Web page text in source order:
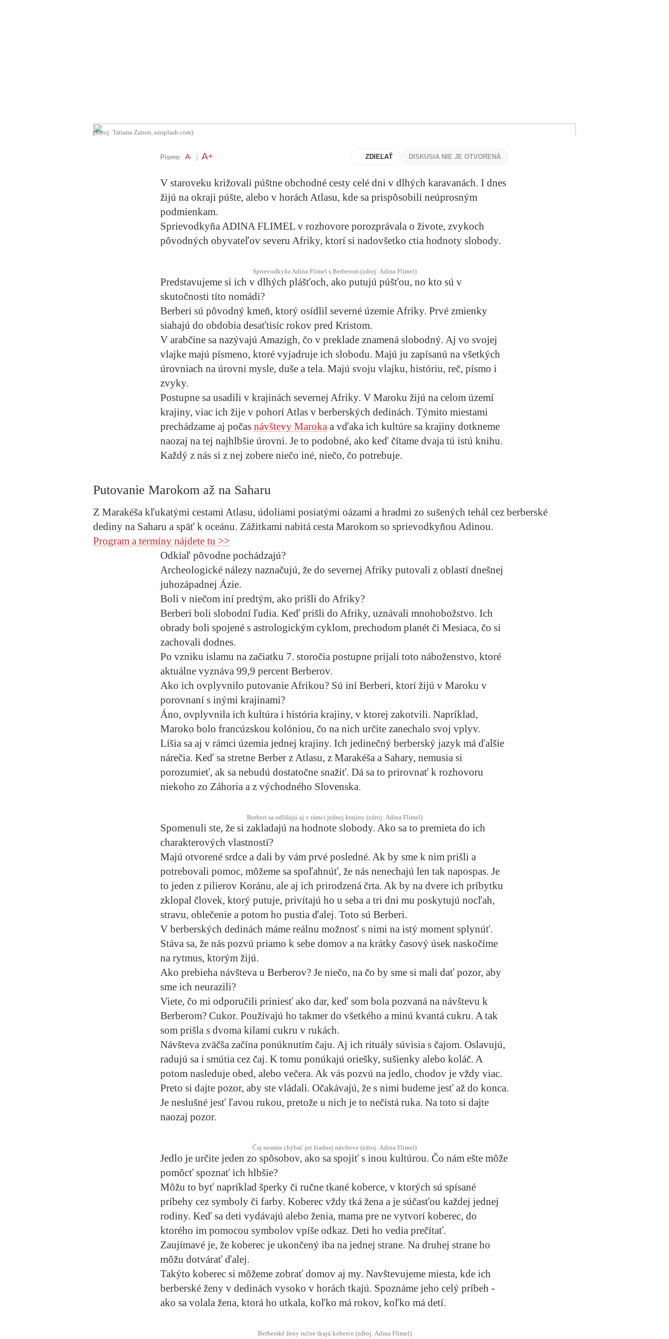
(zdroj: Tatiana Zanon, unsplash.com)
Písmo: A- A+ ZDIEĽAŤ DISKUSIA NIE JE OTVORENÁ
V staroveku križovali púštne obchodné cesty celé dni v dlhých karavanách. I dnes
žijú na okraji púšte, alebo v horách Atlasu, kde sa prispôsobili neúprosným
podmienkam.
Sprievodkyňa ADINA FLIMEL v rozhovore porozprávala o živote, zvykoch
pôvodných obyvateľov severu Afriky, ktorí si nadovšetko ctia hodnoty slobody.
Sprievodkyňa Adina Flimel s Berberom (zdroj: Adina Flimel)
Predstavujeme si ich v dlhých plášťoch, ako putujú púšťou, no kto sú v
skutočnosti títo nomádi?
Berberi sú pôvodný kmeň, ktorý osídlil severné územie Afriky. Prvé zmienky
siahajú do obdobia desaťtisíc rokov pred Kristom.
V arabčine sa nazývajú Amazigh, čo v preklade znamená slobodný. Aj vo svojej
vlajke majú písmeno, ktoré vyjadruje ich slobodu. Majú ju zapísanú na všetkých
úrovniach na úrovni mysle, duše a tela. Majú svoju vlajku, históriu, reč, písmo i
zvyky.
Postupne sa usadili v krajinách severnej Afriky. V Maroku žijú na celom území
krajiny, viac ich žije v pohorí Atlas v berberských dedinách. Týmito miestami
prechádzame aj počas návštevy Maroka a vďaka ich kultúre sa krajiny dotkneme
naozaj na tej najhlbšie úrovni. Je to podobné, ako keď čítame dvaja tú istú knihu.
Každý z nás si z nej zobere niečo iné, niečo, čo potrebuje.
Putovanie Marokom až na Saharu
Z Marakéša kľukatými cestami Atlasu, údoliami posiatými oázami a hradmi zo sušených tehál cez berberské
dediny na Saharu a späť k oceánu. Zážitkami nabitá cesta Marokom so sprievodkyňou Adinou.
Program a termíny nájdete tu >>
Odkiaľ pôvodne pochádzajú?
Archeologické nálezy naznačujú, že do severnej Afriky putovali z oblastí dnešnej
juhozápadnej Ázie.
Boli v niečom iní predtým, ako prišli do Afriky?
Berberi boli slobodní ľudia. Keď prišli do Afriky, uznávali mnohobožstvo. Ich
obrady boli spojené s astrologickým cyklom, prechodom planét či Mesiaca, čo si
zachovali dodnes.
Po vzniku islamu na začiatku 7. storočia postupne prijali toto náboženstvo, ktoré
aktuálne vyznáva 99,9 percent Berberov.
Ako ich ovplyvnilo putovanie Afrikou? Sú iní Berberi, ktorí žijú v Maroku v
porovnaní s inými krajinami?
Áno, ovplyvnila ich kultúra i história krajiny, v ktorej zakotvili. Napríklad,
Maroko bolo francúzskou kolóniou, čo na nich určite zanechalo svoj vplyv.
Líšia sa aj v rámci územia jednej krajiny. Ich jedinečný berberský jazyk má ďalšie
nárečia. Keď sa stretne Berber z Atlasu, z Marakéša a Sahary, nemusia si
porozumieť, ak sa nebudú dostatočne snažiť. Dá sa to prirovnať k rozhovoru
niekoho zo Záhoria a z východného Slovenska.
Berberi sa odlišujú aj v rámci jednej krajiny (zdroj: Adina Flimel)
Spomenuli ste, že si zakladajú na hodnote slobody. Ako sa to premieta do ich
charakterových vlastností?
Majú otvorené srdce a dali by vám prvé posledné. Ak by sme k nim prišli a
potrebovali pomoc, môžeme sa spoľahnúť, že nás nenechajú len tak napospas. Je
to jeden z pilierov Koránu, ale aj ich prirodzená črta. Ak by na dvere ich príbytku
zklopal človek, ktorý putuje, privítajú ho u seba a tri dni mu poskytujú nocľah,
stravu, oblečenie a potom ho pustia ďalej. Toto sú Berberi.
V berberských dedinách máme reálnu možnosť s nimi na istý moment splynúť.
Stáva sa, že nás pozvú priamo k sebe domov a na krátky časový úsek naskočíme
na rytmus, ktorým žijú.
Ako prebieha návšteva u Berberov? Je niečo, na čo by sme si mali dať pozor, aby
sme ich neurazili?
Viete, čo mi odporučili priniesť ako dar, keď som bola pozvaná na návštevu k
Berberom? Cukor. Používajú ho takmer do všetkého a minú kvantá cukru. A tak
som prišla s dvoma kilami cukru v rukách.
Návšteva zväčša začína ponúknutím čaju. Aj ich rituály súvisia s čajom. Oslavujú,
radujú sa i smútia cez čaj. K tomu ponúkajú oriešky, sušienky alebo koláč. A
potom nasleduje obed, alebo večera. Ak vás pozvú na jedlo, chodov je vždy viac.
Preto si dajte pozor, aby ste vládali. Očakávajú, že s nimi budeme jesť až do konca.
Je neslušné jesť ľavou rukou, pretože u nich je to nečistá ruka. Na toto si dajte
naozaj pozor.
Čaj nesmie chýbať pri žiadnej návšteve (zdroj: Adina Flimel)
Jedlo je určite jeden zo spôsobov, ako sa spojiť s inou kultúrou. Čo nám ešte môže
pomôcť spoznať ich hlbšie?
Môžu to byť napríklad šperky či ručne tkané koberce, v ktorých sú spísané
príbehy cez symboly či farby. Koberec vždy tká žena a je súčasťou každej jednej
rodiny. Keď sa deti vydávajú alebo ženia, mama pre ne vytvorí koberec, do
ktorého im pomocou symbolov vpíše odkaz. Deti ho vedia prečítať.
Zaujímavé je, že koberec je ukončený iba na jednej strane. Na druhej strane ho
môžu dotvárať ďalej.
Takýto koberec si môžeme zobrať domov aj my. Navštevujeme miesta, kde ich
berberské ženy v dedinách vysoko v horách tkajú. Spoznáme jeho celý príbeh -
ako sa volala žena, ktorá ho utkala, koľko má rokov, koľko má detí.
Berberské ženy ručne tkajú koberce (zdroj: Adina Flimel)